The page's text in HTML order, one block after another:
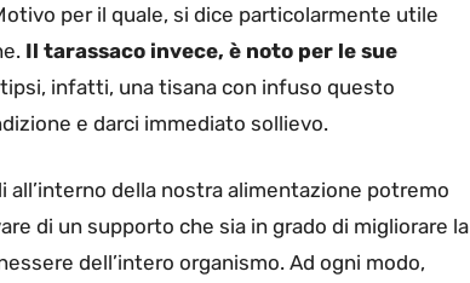
per il quale, si dice particolarmente utile
Il tarassaco invece, è noto per le sue
infatti, una tisana con infuso questo
e darci immediato sollievo.
della nostra alimentazione potremo
di un supporto che sia in grado di migliorare la
dell’intero organismo. Ad ogni modo,